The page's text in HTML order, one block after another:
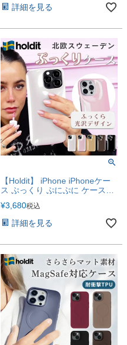
詳細を見る
【Holdit】 iPhone iPhoneケー
ス ぷっくり ぷにぷに ケース
iPhone16e iPhone16ProMax
iPhone15 iPhone15ProMax
iPhone14 iPhone13 iPhone12
¥3,680税込
詳細を見る